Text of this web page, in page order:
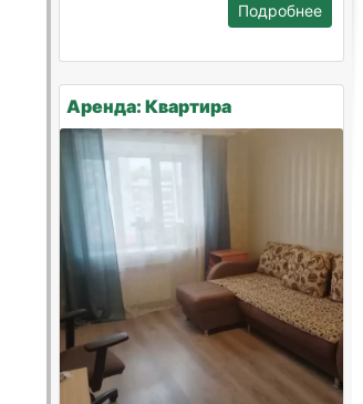
Подробнее
Аренда: Квартира